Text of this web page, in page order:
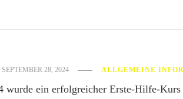
SEPTEMBER 28, 2024 ALLGEMEINE
wurde ein erfolgreicher Erste-Hilfe-